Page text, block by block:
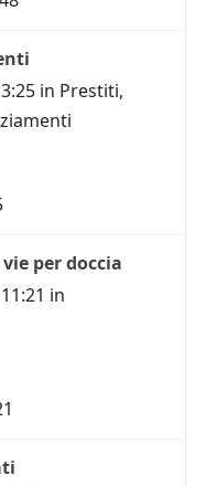
in Prestiti,
per doccia
in